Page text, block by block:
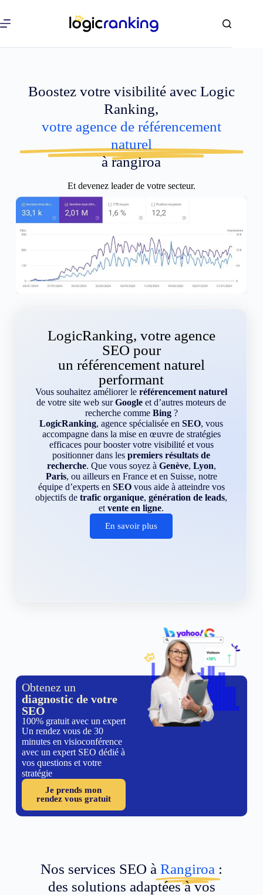
Boostez votre visibilité avec Logic
Ranking,
votre agence de référencement
naturel
à rangiroa
Et devenez leader de votre secteur.
LogicRanking, votre agence
SEO pour
un référencement naturel
performant
Vous souhaitez améliorer leréférencement naturel
de votre site web surGoogle et d’autres moteurs de
recherche comme Bing?
LogicRanking, agence spécialisée enSEO, vous
accompagne dans la mise en œuvre de stratégies
efficaces pour booster votre visibilité et vous
positionner dans lespremiers résultats de
recherche. Que vous soyez à Genève, Lyon,
Paris, ou ailleurs en France et en Suisse, notre
équipe d’experts en SEOvous aide à atteindre vos
objectifs detrafic organique,génération de leads,
etvente en ligne.
En savoir plus
Obtenez un
diagnostic de votre
SEO
100% gratuit avec un expert
Un rendez vous de 30
minutes en visioconférence
avec un expert SEO dédié à
vos questions et votre
stratégie
Je prends mon
rendez vous gratuit
Nos services SEO à Rangiroa :
des solutions adaptées à vos